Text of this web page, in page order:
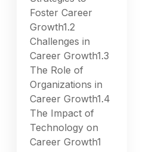
Foster Career
Growth1.2
Challenges in
Career Growth1.3
The Role of
Organizations in
Career Growth1.4
The Impact of
Technology on
Career Growth1